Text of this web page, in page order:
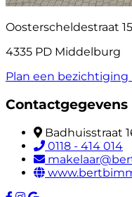
Oosterscheldestraat
4335 PD Middelburg
Plan een bezichtiging
Contactgegevens
Badhuisstraat
0118 - 414 014